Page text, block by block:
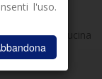
e utensili da cucina
attrezzata
l'uso.